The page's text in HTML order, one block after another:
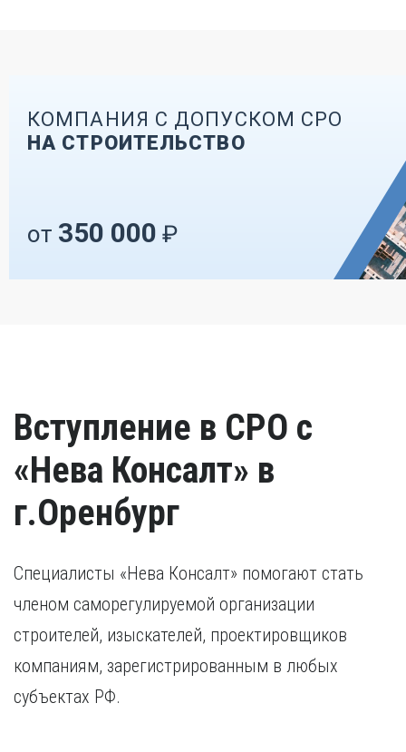
КОМПАНИЯ С ДОПУСКОМ СРО
НА СТРОИТЕЛЬСТВО
от 350 000 ₽
Вступление в СРО с
«Нева Консалт» в
г.Оренбург
Специалисты «Нева Консалт» помогают стать
членом саморегулируемой организации
строителей, изыскателей, проектировщиков
компаниям, зарегистрированным в любых
субъектах РФ.